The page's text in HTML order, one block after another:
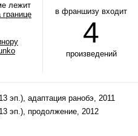
лежит
границе
в франшизу входит
4
произведений
эп.), адаптация ранобэ, 2011
эп.), продолжение, 2012